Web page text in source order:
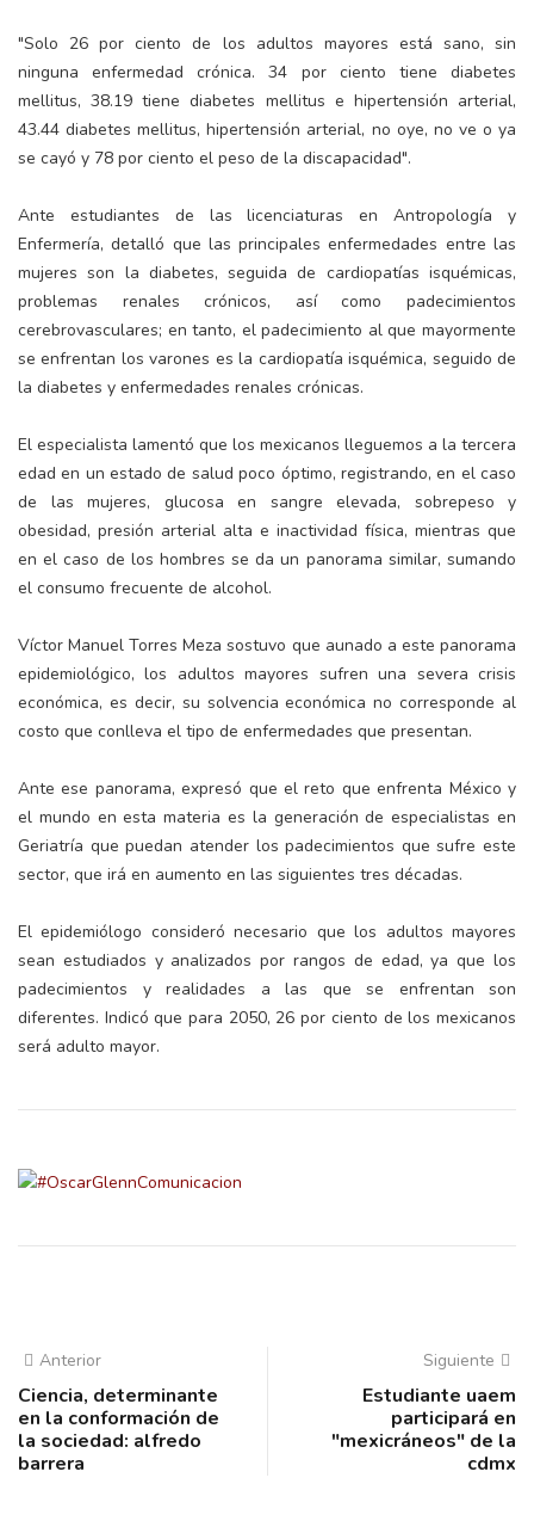
"Solo 26 por ciento de los adultos mayores está sano, sin
ninguna enfermedad crónica. 34 por ciento tiene diabetes
mellitus, 38.19 tiene diabetes mellitus e hipertensión arterial,
43.44 diabetes mellitus, hipertensión arterial, no oye, no ve o ya
se cayó y 78 por ciento el peso de la discapacidad".
Ante estudiantes de las licenciaturas en Antropología y
Enfermería, detalló que las principales enfermedades entre las
mujeres son la diabetes, seguida de cardiopatías isquémicas,
problemas renales crónicos, así como padecimientos
cerebrovasculares; en tanto, el padecimiento al que mayormente
se enfrentan los varones es la cardiopatía isquémica, seguido de
la diabetes y enfermedades renales crónicas.
El especialista lamentó que los mexicanos lleguemos a la tercera
edad en un estado de salud poco óptimo, registrando, en el caso
de las mujeres, glucosa en sangre elevada, sobrepeso y
obesidad, presión arterial alta e inactividad física, mientras que
en el caso de los hombres se da un panorama similar, sumando
el consumo frecuente de alcohol.
Víctor Manuel Torres Meza sostuvo que aunado a este panorama
epidemiológico, los adultos mayores sufren una severa crisis
económica, es decir, su solvencia económica no corresponde al
costo que conlleva el tipo de enfermedades que presentan.
Ante ese panorama, expresó que el reto que enfrenta México y
el mundo en esta materia es la generación de especialistas en
Geriatría que puedan atender los padecimientos que sufre este
sector, que irá en aumento en las siguientes tres décadas.
El epidemiólogo consideró necesario que los adultos mayores
sean estudiados y analizados por rangos de edad, ya que los
padecimientos y realidades a las que se enfrentan son
diferentes. Indicó que para 2050, 26 por ciento de los mexicanos
será adulto mayor.
Anterior
Ciencia, determinante
en la conformación de
la sociedad: alfredo
barrera
Siguiente
Estudiante uaem
participará en
"mexicráneos" de la
cdmx